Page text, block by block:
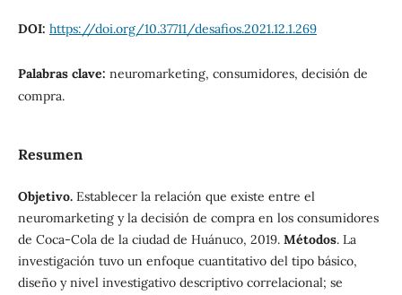
DOI: https://doi.org/10.37711/desafios.2021.12.1.269
Palabras clave: neuromarketing, consumidores, decisión de
compra.
Resumen
Objetivo.Establecer la relación que existe entre el
neuromarketing y la decisión de compra en los consumidores
de Coca-Cola de la ciudad de Huánuco, 2019. Métodos. La
investigación tuvo un enfoque cuantitativo del tipo básico,
diseño y nivel investigativo descriptivo correlacional; se